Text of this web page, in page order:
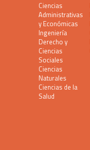
Ciencias
Administrativas
y Económicas
Ingeniería
Derecho y
Ciencias
Sociales
Ciencias
Naturales
Ciencias de la
Salud